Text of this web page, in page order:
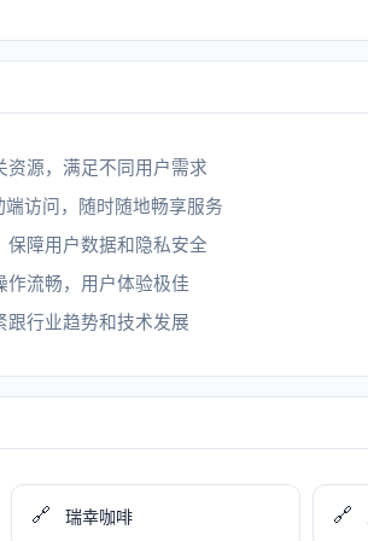
资源，满足不同用户需求
访问，随时随地畅享服务
保障用户数据和隐私安全
作流畅，用户体验极佳
跟行业趋势和技术发展
🔗 瑞幸咖啡 🔗